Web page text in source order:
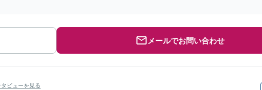
メールでお問い合わせ
タビューを見る